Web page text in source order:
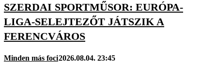
SZERDAI SPORTMŰSOR: EURÓPA-
LIGA-SELEJTEZŐT JÁTSZIK A
FERENCVÁROS
Minden más foci2026.08.04. 23:45